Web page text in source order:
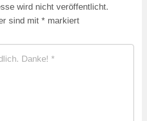
wird nicht veröffentlicht.
sind mit * markiert